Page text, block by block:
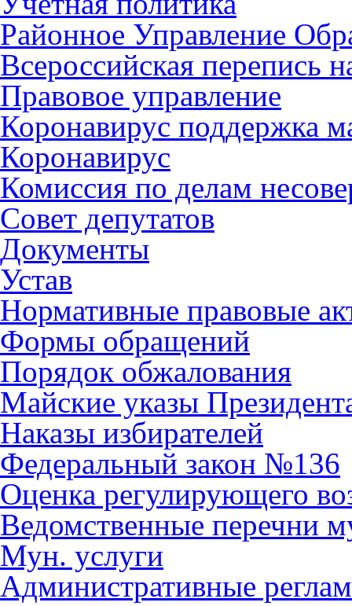
Районное Управление
Всероссийская перепись
Правовое управление
Коронавирус поддержка
Коронавирус
Комиссия по делам
Совет депутатов
Документы
Устав
Нормативные правовые
Формы обращений
Порядок обжалования
Майские указы
Наказы избирателей
Федеральный закон №136
Оценка регулирующего
Ведомственные перечни
Мун. услуги
Административные